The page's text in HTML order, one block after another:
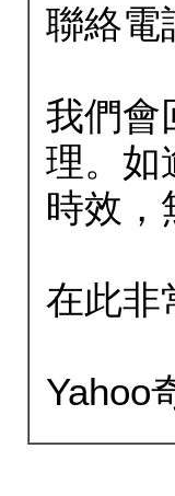
聯絡電
我們會
理。如
時效，
在此非
Yahoo